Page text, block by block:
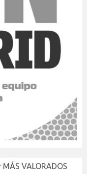
MÁS VALORADOS